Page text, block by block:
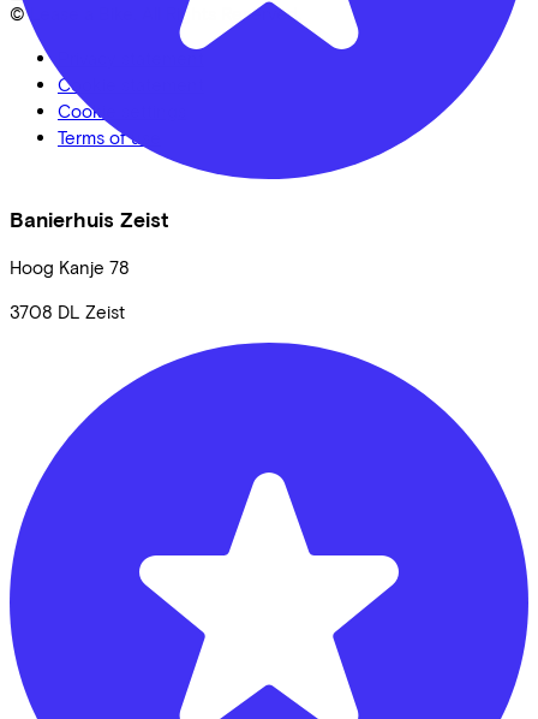
Banierhuis Zeist
Hoog Kanje 78
3708 DL Zeist
© Lease a Bike. All Rights Reserved.
Cookie statement
Cookie settings
Terms of use